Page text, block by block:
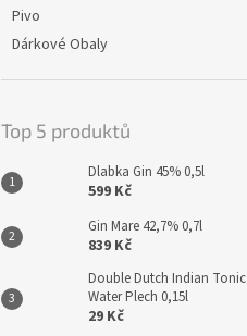
Pivo
Dárkové Obaly
Top 5 produktů
Dlabka Gin 45% 0,5l
599 Kč
Gin Mare 42,7% 0,7l
839 Kč
Double Dutch Indian Tonic
Water Plech 0,15l
29 Kč